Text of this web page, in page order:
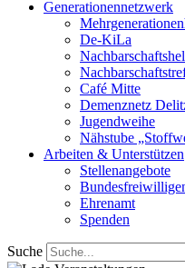
Generationennetzwerk
De-KiLa
Café Mitte
Demenznetz
Jugendweihe
Nähstube
Arbeiten & Unterstützen
Stellenangebote
Ehrenamt
Spenden
Suche